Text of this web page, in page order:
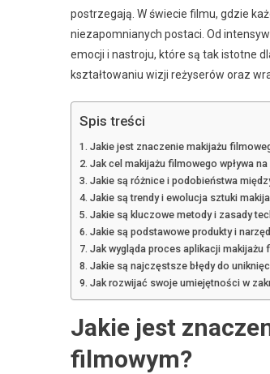
postrzegają. W świecie filmu, gdzie
niezapomnianych postaci. Od
emocji i nastroju, które są tak istotne
kształtowaniu wizji reżyserów oraz
Spis treści
Jakie jest znaczenie makijażu
Jak cel makijażu filmowego wpływa
Jakie są różnice i podobieństwa
Jakie są trendy i ewolucja sztuki
Jakie są kluczowe metody i zasady
Jakie są podstawowe produkty i
Jak wygląda proces aplikacji makijażu
Jakie są najczęstsze błędy do
Jak rozwijać swoje umiejętności w
Jakie jest
filmowym?